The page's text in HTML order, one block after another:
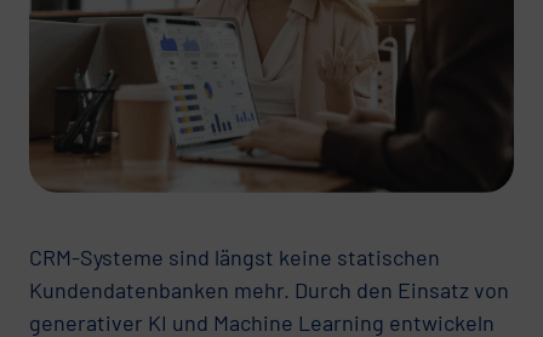
CRM-Systeme sind längst keine statischen
Kundendatenbanken mehr. Durch den Einsatz von
generativer KI und Machine Learning entwickeln